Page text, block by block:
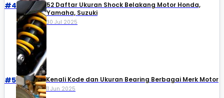
#4
52 Daftar Ukuran Shock Belakang Motor Honda,
Yamaha, Suzuki​
30 Jul 2025
#5 Kenali Kode dan Ukuran Bearing Berbagai Merk Motor
11 Jun 2025